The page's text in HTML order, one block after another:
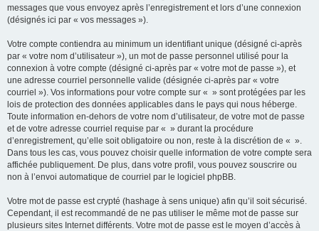
messages que vous envoyez après l’enregistrement et lors d’une connexion
(désignés ici par « vos messages »).
Votre compte contiendra au minimum un identifiant unique (désigné ci-après
par « votre nom d’utilisateur »), un mot de passe personnel utilisé pour la
connexion à votre compte (désigné ci-après par « votre mot de passe »), et
une adresse courriel personnelle valide (désignée ci-après par « votre
courriel »). Vos informations pour votre compte sur « » sont protégées par les
lois de protection des données applicables dans le pays qui nous héberge.
Toute information en-dehors de votre nom d’utilisateur, de votre mot de passe
et de votre adresse courriel requise par « » durant la procédure
d’enregistrement, qu’elle soit obligatoire ou non, reste à la discrétion de « ».
Dans tous les cas, vous pouvez choisir quelle information de votre compte sera
affichée publiquement. De plus, dans votre profil, vous pouvez souscrire ou
non à l’envoi automatique de courriel par le logiciel phpBB.
Votre mot de passe est crypté (hashage à sens unique) afin qu’il soit sécurisé.
Cependant, il est recommandé de ne pas utiliser le même mot de passe sur
plusieurs sites Internet différents. Votre mot de passe est le moyen d’accès à